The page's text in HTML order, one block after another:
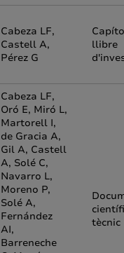
Cabeza LF,
Castell A,
Pérez G
llibre
Cabeza LF,
Oró E, Miró L,
Martorell I,
de Gracia A,
Gil A, Castell
A, Solé C,
Navarro L,
Moreno P,
Solé A,
Fernández
AI,
Barreneche
tècnic